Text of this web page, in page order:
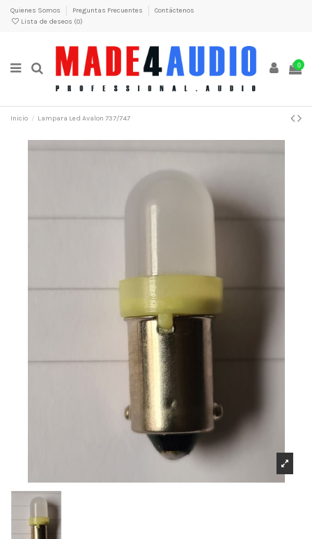
Quienes Somos Preguntas Frecuentes
Contáctenos
Lista de deseos (0)
0
Inicio Lampara Led Avalon 737/747